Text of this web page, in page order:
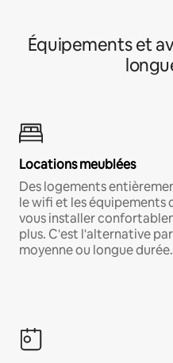
Équipements et
Locations meublées
Des logements
le wifi et les équipements
vous installer
plus. C'est l'alternative
moyenne ou longue durée.